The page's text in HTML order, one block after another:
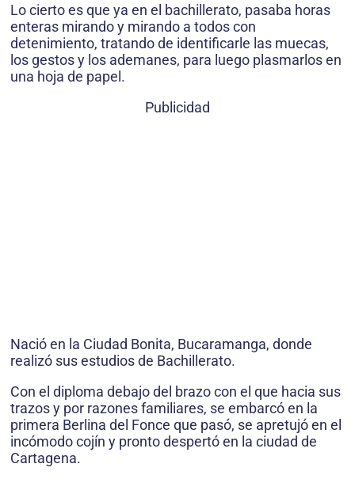
Lo cierto es que ya en el bachillerato, pasaba horas
enteras mirando y mirando a todos con
detenimiento, tratando de identificarle las muecas,
los gestos y los ademanes, para luego plasmarlos en
una hoja de papel.
Publicidad
Nació en la Ciudad Bonita, Bucaramanga, donde
realizó sus estudios de Bachillerato.
Con el diploma debajo del brazo con el que hacia sus
trazos y por razones familiares, se embarcó en la
primera Berlina del Fonce que pasó, se apretujó en el
incómodo cojín y pronto despertó en la ciudad de
Cartagena.